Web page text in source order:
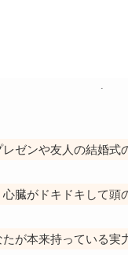
ゼンや友人の結婚
臓がドキドキして
が本来持っている実